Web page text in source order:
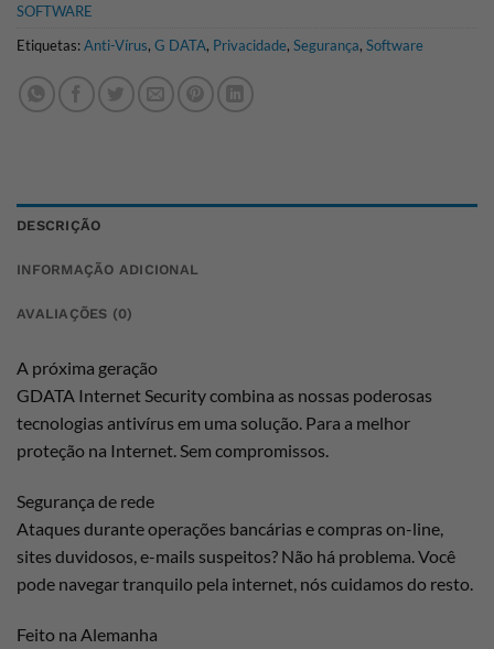
SOFTWARE
Etiquetas:Anti-Vírus, G DATA, Privacidade, Segurança, Software
DESCRIÇÃO
INFORMAÇÃO ADICIONAL
AVALIAÇÕES (0)
A próxima geração
GDATA Internet Security combina as nossas poderosas
tecnologias antivírus em uma solução. Para a melhor
proteção na Internet. Sem compromissos.
Segurança de rede
Ataques durante operações bancárias e compras on-line,
sites duvidosos, e-mails suspeitos? Não há problema. Você
pode navegar tranquilo pela internet, nós cuidamos do resto.
Feito na Alemanha